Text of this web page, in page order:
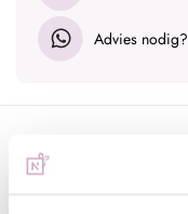
Advies nodig?
Omschrijving